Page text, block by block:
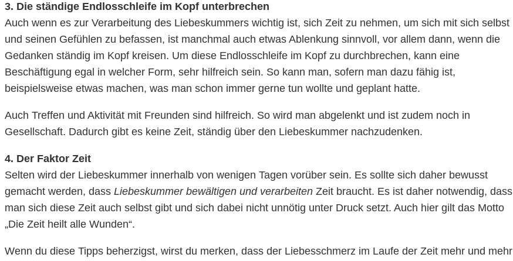
3. Die ständige Endlosschleife im Kopf unterbrechen
Auch wenn es zur Verarbeitung des Liebeskummers wichtig ist, sich Zeit zu nehmen, um sich mit sich selbst
und seinen Gefühlen zu befassen, ist manchmal auch etwas Ablenkung sinnvoll, vor allem dann, wenn die
Gedanken ständig im Kopf kreisen. Um diese Endlosschleife im Kopf zu durchbrechen, kann eine
Beschäftigung egal in welcher Form, sehr hilfreich sein. So kann man, sofern man dazu fähig ist,
beispielsweise etwas machen, was man schon immer gerne tun wollte und geplant hatte.
Auch Treffen und Aktivität mit Freunden sind hilfreich. So wird man abgelenkt und ist zudem noch in
Gesellschaft. Dadurch gibt es keine Zeit, ständig über den Liebeskummer nachzudenken.
4. Der Faktor Zeit
Selten wird der Liebeskummer innerhalb von wenigen Tagen vorüber sein. Es sollte sich daher bewusst
gemacht werden, dass Liebeskummer bewältigen und verarbeiten Zeit braucht. Es ist daher notwendig, dass
man sich diese Zeit auch selbst gibt und sich dabei nicht unnötig unter Druck setzt. Auch hier gilt das Motto
„Die Zeit heilt alle Wunden“.
Wenn du diese Tipps beherzigst, wirst du merken, dass der Liebesschmerz im Laufe der Zeit mehr und mehr